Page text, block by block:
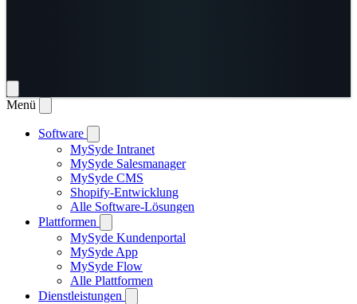
Menü
Software
MySyde Intranet
MySyde Salesmanager
MySyde CMS
Shopify-Entwicklung
Alle Software-Lösungen
Plattformen
MySyde Kundenportal
MySyde App
MySyde Flow
Alle Plattformen
Dienstleistungen